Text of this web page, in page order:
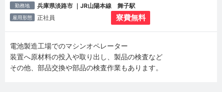
勤務地 兵庫県淡路市 ｜JR山陽本線 舞子駅
雇用形態 正社員 寮費無料
電池製造工場でのマシンオペレーター
装置へ原材料の投入や取り出し、製品の検査など
その他、部品交換や部品の検査作業もあります。